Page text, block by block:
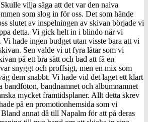
vilja säga att det var den naiva
som slog in för oss. Det som hände
slutet av inspelningen av skivan började vi
detta. Vi gick helt in i blindo när vi
hade ingen budget utan visste bara att vi
Sen valde vi ut fyra låtar som vi
på ett bra sätt och bad att få en
snyggt och proffsigt, men en mix som
dem snabbt. Vi hade vid det laget ett klart
bandfoton, bandnamnet och albumnamnet
mycket framtidsplaner. Allt detta skrev
på en promotionhemsida som vi
annat då till Napalm för att på deras